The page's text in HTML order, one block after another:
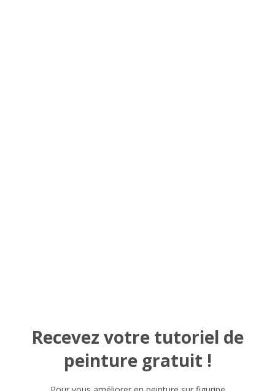
Recevez votre tutoriel de
peinture gratuit !